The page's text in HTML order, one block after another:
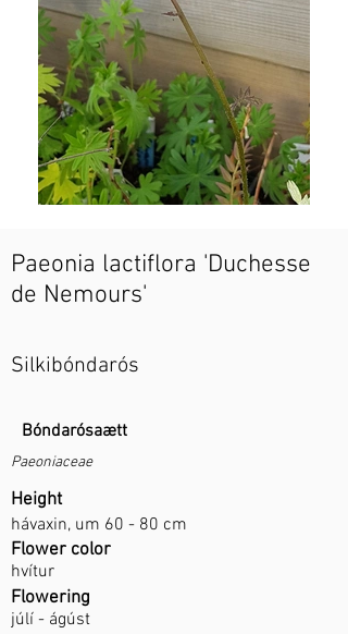
Paeonia lactiflora 'Duchesse
de Nemours'
Silkibóndarós
Bóndarósaætt
Paeoniaceae
Height
hávaxin, um 60 - 80 cm
Flower color
hvítur
Flowering
júlí - ágúst